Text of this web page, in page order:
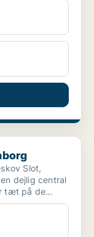
Slot,
dejlig central
tæt på de